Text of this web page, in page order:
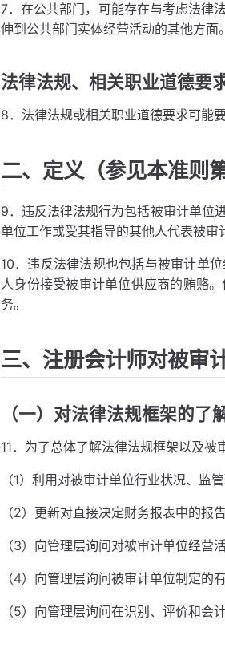
7．在公共部门，可能存在与考虑法律
伸到公共部门实体经营活动的其他方面。
法律法规、相关职业道德要
8．法律法规或相关职业道德要求可能
二、定义（参见本准则
9．违反法律法规行为包括被审计单位
单位工作或受其指导的其他人代表被审
10．违反法律法规也包括与被审计单
人身份接受被审计单位供应商的贿赂
务。
三、注册会计师对被审
（一）对法律法规框架的了
11．为了总体了解法律法规框架以及被
（1）利用对被审计单位行业状况、监
（2）更新对直接决定财务报表中的报
（3）向管理层询问对被审计单位经营
（4）向管理层询问被审计单位制定的
（5）向管理层询问在识别、评价和会